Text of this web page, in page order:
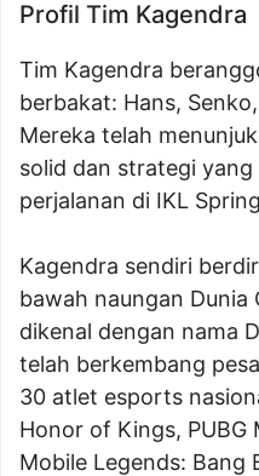
Profil Tim Kagendra
Tim Kagendra
berbakat: Hans,
Mereka telah
solid dan strategi
perjalanan di IKL
Kagendra sendiri
bawah naungan Dunia
dikenal dengan nama
telah berkembang
30 atlet esports
Honor of Kings, PUBG
Mobile Legends: Bang